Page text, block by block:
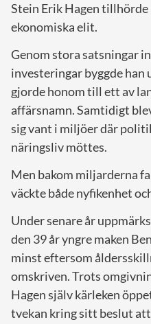
Stein Erik Hagen
ekonomiska elit.
Genom stora satsningar
investeringar byggde han
gjorde honom till ett av
affärsnamn. Samtidigt
sig vant i miljöer där
näringsliv möttes.
Men bakom miljarderna
väckte både nyfikenhet
Under senare år
den 39 år yngre maken
minst eftersom
omskriven. Trots
Hagen själv kärleken
tvekan kring sitt beslut